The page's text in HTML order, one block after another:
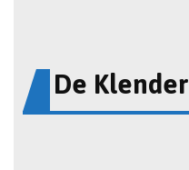
De Klender